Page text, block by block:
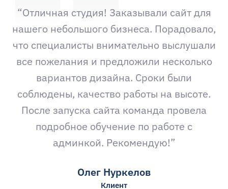
“Отличная студия! Заказывали сайт для
нашего небольшого бизнеса. Порадовало,
что специалисты внимательно выслушали
все пожелания и предложили несколько
вариантов дизайна. Сроки были
соблюдены, качество работы на высоте.
После запуска сайта команда провела
подробное обучение по работе с
админкой. Рекомендую!”
Олег Нуркелов
Клиент